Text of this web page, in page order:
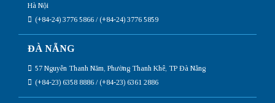
Hà Nội
(+84-24) 3776 5866 / (+84-24) 3776 5859
ĐÀ NẴNG
57 Nguyễn Thanh Năm, Phường Thanh Khê, TP Đà Nẵng
(+84-23) 6358 8886 / (+84-23) 6361 2886